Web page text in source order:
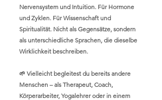
Nervensystem und Intuition. Für Hormone
und Zyklen. Für Wissenschaft und
Spiritualität. Nicht als Gegensätze, sondern
als unterschiedliche Sprachen, die dieselbe
Wirklichkeit beschreiben.
🌱 Vielleicht begleitest du bereits andere
Menschen – als Therapeut, Coach,
Körperarbeiter, Yogalehrer oder in einem